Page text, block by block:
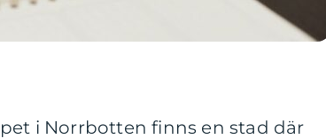
i Norrbotten finns en stad där